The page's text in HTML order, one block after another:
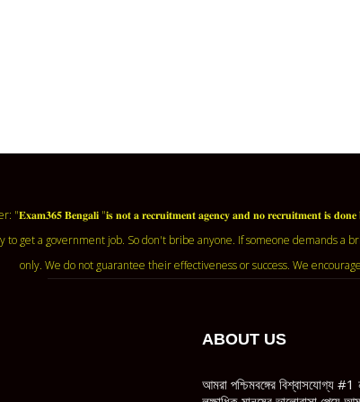
"𝐄𝐱𝐚𝐦𝟑𝟔𝟓 𝐁𝐞𝐧𝐠𝐚𝐥𝐢 "𝐢𝐬 𝐧𝐨𝐭 𝐚 𝐫𝐞𝐜𝐫𝐮𝐢𝐭𝐦𝐞𝐧𝐭 𝐚𝐠𝐞𝐧𝐜𝐲 𝐚𝐧𝐝 𝐧𝐨 𝐫𝐞𝐜𝐫𝐮𝐢𝐭𝐦𝐞𝐧𝐭
to get a government job. So don't bribe anyone. If someone demands a
only. We do not guarantee their effectiveness or success. We
ABOUT US
আমরা পশ্চিমবঙ্গের বিশ্বাসযোগ্য